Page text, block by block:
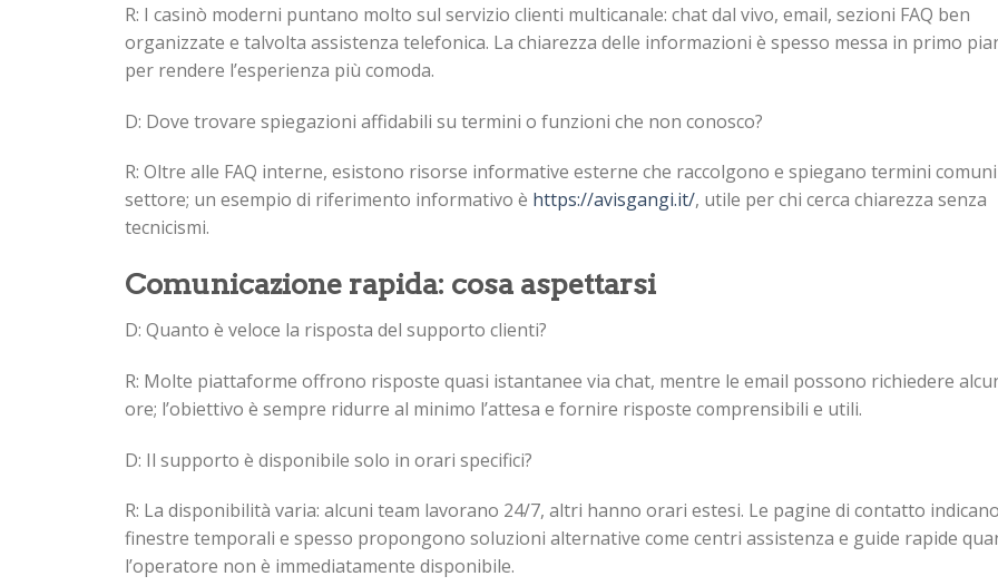
R: I casinò moderni puntano molto sul servizio clienti multicanale: chat dal vivo, email, sezioni FAQ ben
organizzate e talvolta assistenza telefonica. La chiarezza delle informazioni è spesso messa in primo
per rendere l’esperienza più comoda.
D: Dove trovare spiegazioni affidabili su termini o funzioni che non conosco?
R: Oltre alle FAQ interne, esistono risorse informative esterne che raccolgono e spiegano termini
settore; un esempio di riferimento informativo è https://avisgangi.it/, utile per chi cerca chiarezza senza
tecnicismi.
Comunicazione rapida: cosa aspettarsi
D: Quanto è veloce la risposta del supporto clienti?
R: Molte piattaforme offrono risposte quasi istantanee via chat, mentre le email possono richiedere
ore; l’obiettivo è sempre ridurre al minimo l’attesa e fornire risposte comprensibili e utili.
D: Il supporto è disponibile solo in orari specifici?
R: La disponibilità varia: alcuni team lavorano 24/7, altri hanno orari estesi. Le pagine di contatto
finestre temporali e spesso propongono soluzioni alternative come centri assistenza e guide rapide
l’operatore non è immediatamente disponibile.